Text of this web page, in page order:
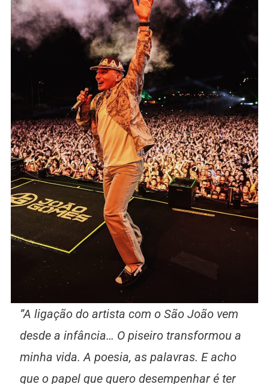
​”A ligação do artista com o São João vem
desde a infância… O piseiro transformou a
minha vida. A poesia, as palavras. E acho
que o papel que quero desempenhar é ter